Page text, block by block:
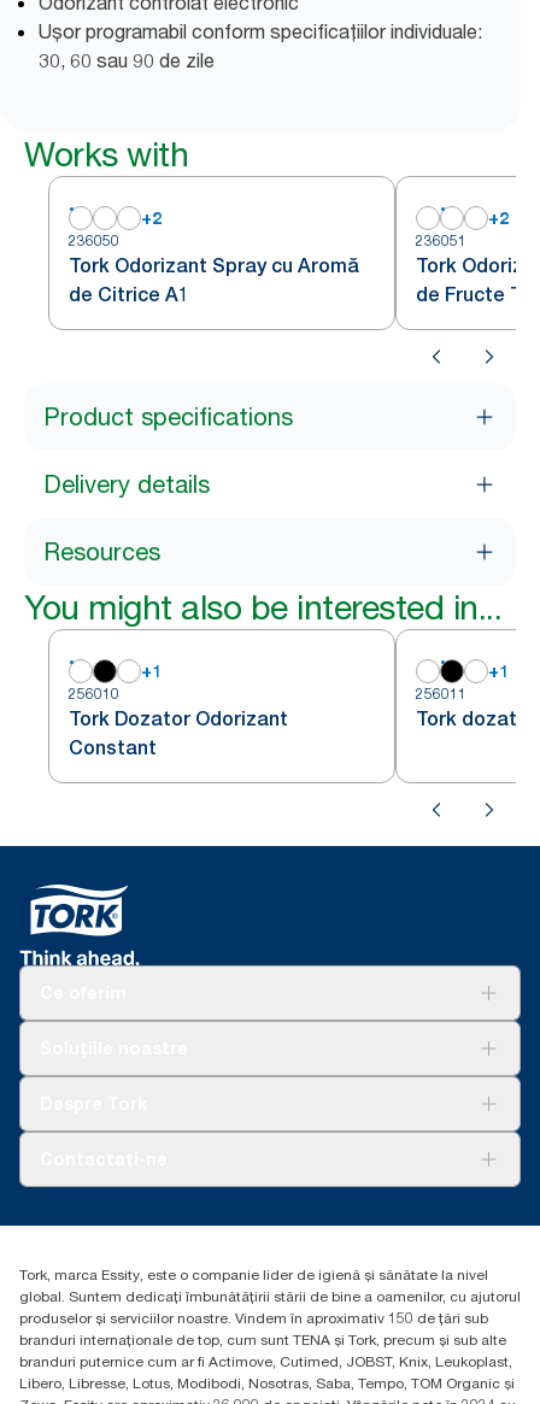
Ușor programabil conform specificațiilor individuale:
30, 60 sau 90 de zile
Works with
+2
236050
Tork Odorizant Spray cu Aromă
de Citrice A1
+2
236051
Tork
de Fructe
Product specifications
Delivery details
Resources
You might also be interested in...
+1
256010
Tork Dozator Odorizant
Constant
+1
256011
Tork
Essity Hungary Kft. Professional Hygiene
Budakeszi út 51.
Tork, marca Essity, este o companie lider de igienă și sănătate la nivel
global. Suntem dedicați îmbunătățirii stării de bine a oamenilor, cu ajutorul
produselor și serviciilor noastre. Vindem în aproximativ 150 de țări sub
branduri internaționale de top, cum sunt TENA și Tork, precum și sub alte
branduri puternice cum ar fi Actimove, Cutimed, JOBST, Knix, Leukoplast,
Libero, Libresse, Lotus, Modibodi, Nosotras, Saba, Tempo, TOM Organic și